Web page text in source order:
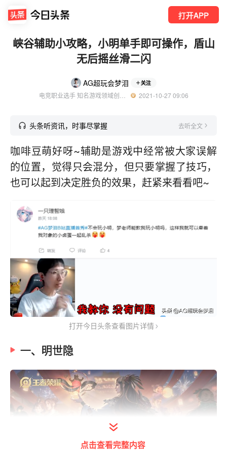
打开APP
峡谷辅助小攻略，小明单手即可操作，盾山
无后摇丝滑二闪
AG超玩会梦泪 关注
  2021-10-27 09:06
头条听资讯，时事尽掌握 去听全文
咖啡豆萌好呀~辅助是游戏中经常被大家误解
的位置，觉得只会混分，但只要掌握了技巧，
也可以起到决定胜负的效果，赶紧来看看吧~
打开今日头条查看图片详情
一、明世隐
点击查看完整内容